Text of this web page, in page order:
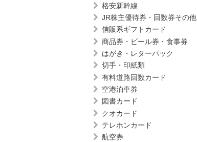
格安新幹線
JR株主優待券・回数券その他
信販系ギフトカード
商品券・ビール券・食事券
はがき・レターパック
切手・印紙類
有料道路回数カード
空港泊車券
図書カード
クオカード
テレホンカード
航空券